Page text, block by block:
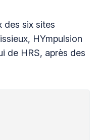
des six sites
HYmpulsion
de HRS, après des